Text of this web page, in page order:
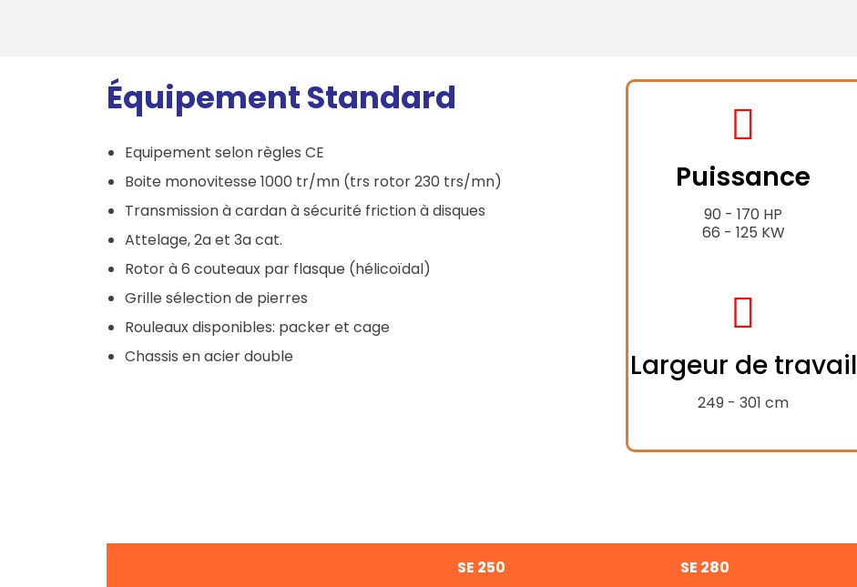
Équipement Standard
Equipement selon règles CE
Boite monovitesse 1000 tr/mn (trs rotor 230 trs/mn)
Transmission à cardan à sécurité friction à disques
Attelage, 2a et 3a cat.
Rotor à 6 couteaux par flasque (hélicoïdal)
Grille sélection de pierres
Rouleaux disponibles: packer et cage
Chassis en acier double
tractor
Puissance
90 - 170 HP
66 - 125 KW
expand-
alt
Largeur de travail
249 - 301 cm
SE 250 SE 280